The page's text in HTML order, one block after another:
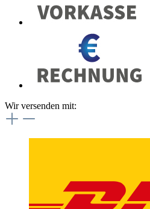
Wir versenden mit: